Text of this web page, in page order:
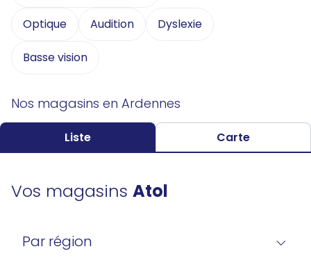
Optique Audition Dyslexie
Basse vision
Nos magasins en Ardennes
Liste Carte
Vos magasins Atol
Par région